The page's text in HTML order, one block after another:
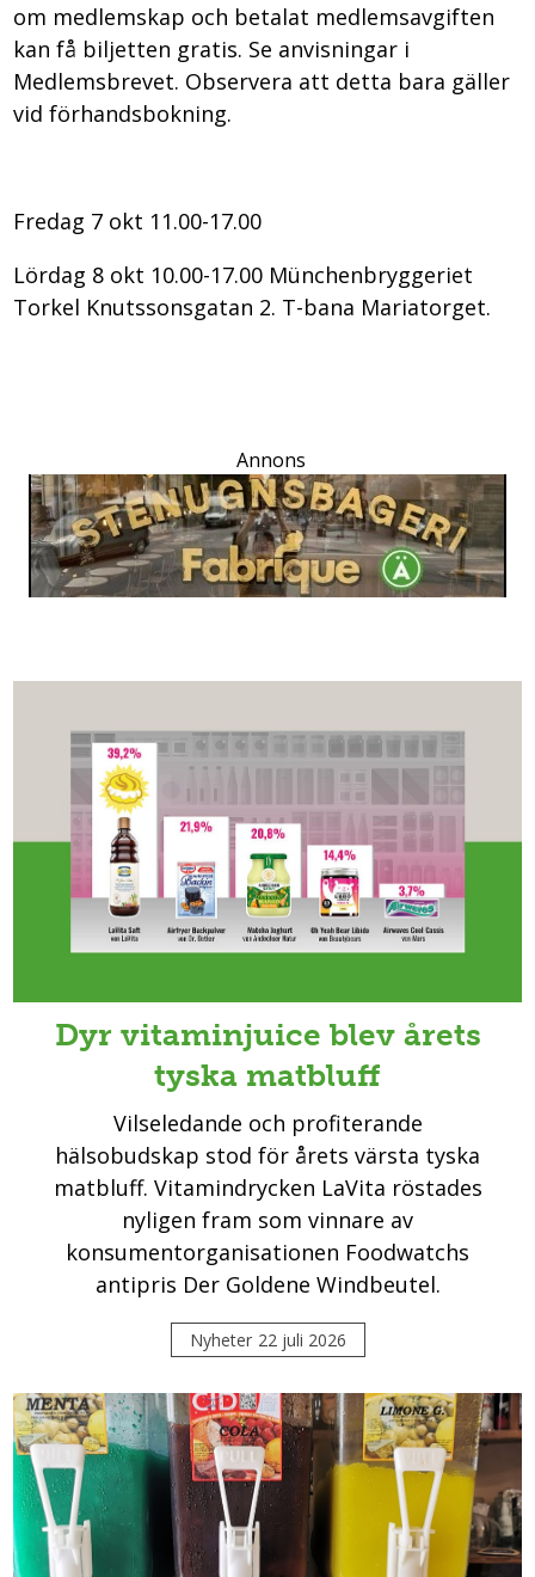
om medlemskap och betalat medlemsavgiften
kan få biljetten gratis. Se anvisningar i
Medlemsbrevet. Observera att detta bara gäller
vid förhandsbokning.
Fredag 7 okt 11.00-17.00
Lördag 8 okt 10.00-17.00 Münchenbryggeriet
Torkel Knutssonsgatan 2. T-bana Mariatorget.
Annons
Dyr vitaminjuice blev årets
tyska matbluff
Vilseledande och profiterande
hälsobudskap stod för årets värsta tyska
matbluff. Vitamindrycken LaVita röstades
nyligen fram som vinnare av
konsumentorganisationen Foodwatchs
antipris Der Goldene Windbeutel.
Nyheter 22 juli 2026